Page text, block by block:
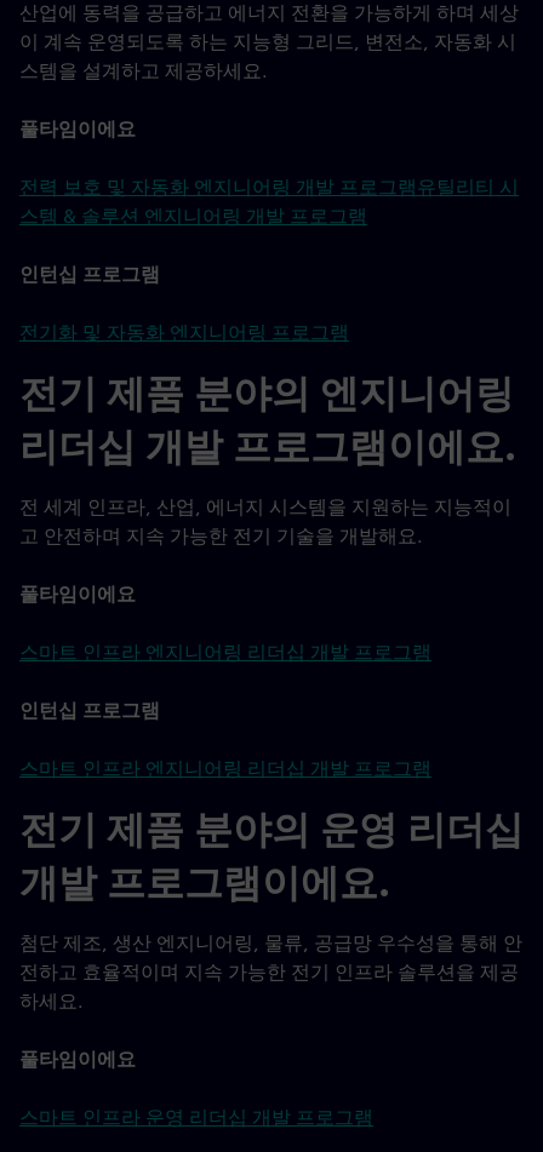
산업에 동력을 공급하고 에너지 전환을 가능하게 하며 세상
이 계속 운영되도록 하는 지능형 그리드, 변전소, 자동화 시
스템을 설계하고 제공하세요.
풀타임이에요
전력 보호 및 자동화 엔지니어링 개발 프로그램유틸리티 시
스템 & 솔루션 엔지니어링 개발 프로그램
인턴십 프로그램
전기화 및 자동화 엔지니어링 프로그램
전기 제품 분야의 엔지니어링
리더십 개발 프로그램이에요.
전 세계 인프라, 산업, 에너지 시스템을 지원하는 지능적이
고 안전하며 지속 가능한 전기 기술을 개발해요.
풀타임이에요
스마트 인프라 엔지니어링 리더십 개발 프로그램
인턴십 프로그램
스마트 인프라 엔지니어링 리더십 개발 프로그램
전기 제품 분야의 운영 리더십
개발 프로그램이에요.
첨단 제조, 생산 엔지니어링, 물류, 공급망 우수성을 통해 안
전하고 효율적이며 지속 가능한 전기 인프라 솔루션을 제공
하세요.
풀타임이에요
스마트 인프라 운영 리더십 개발 프로그램